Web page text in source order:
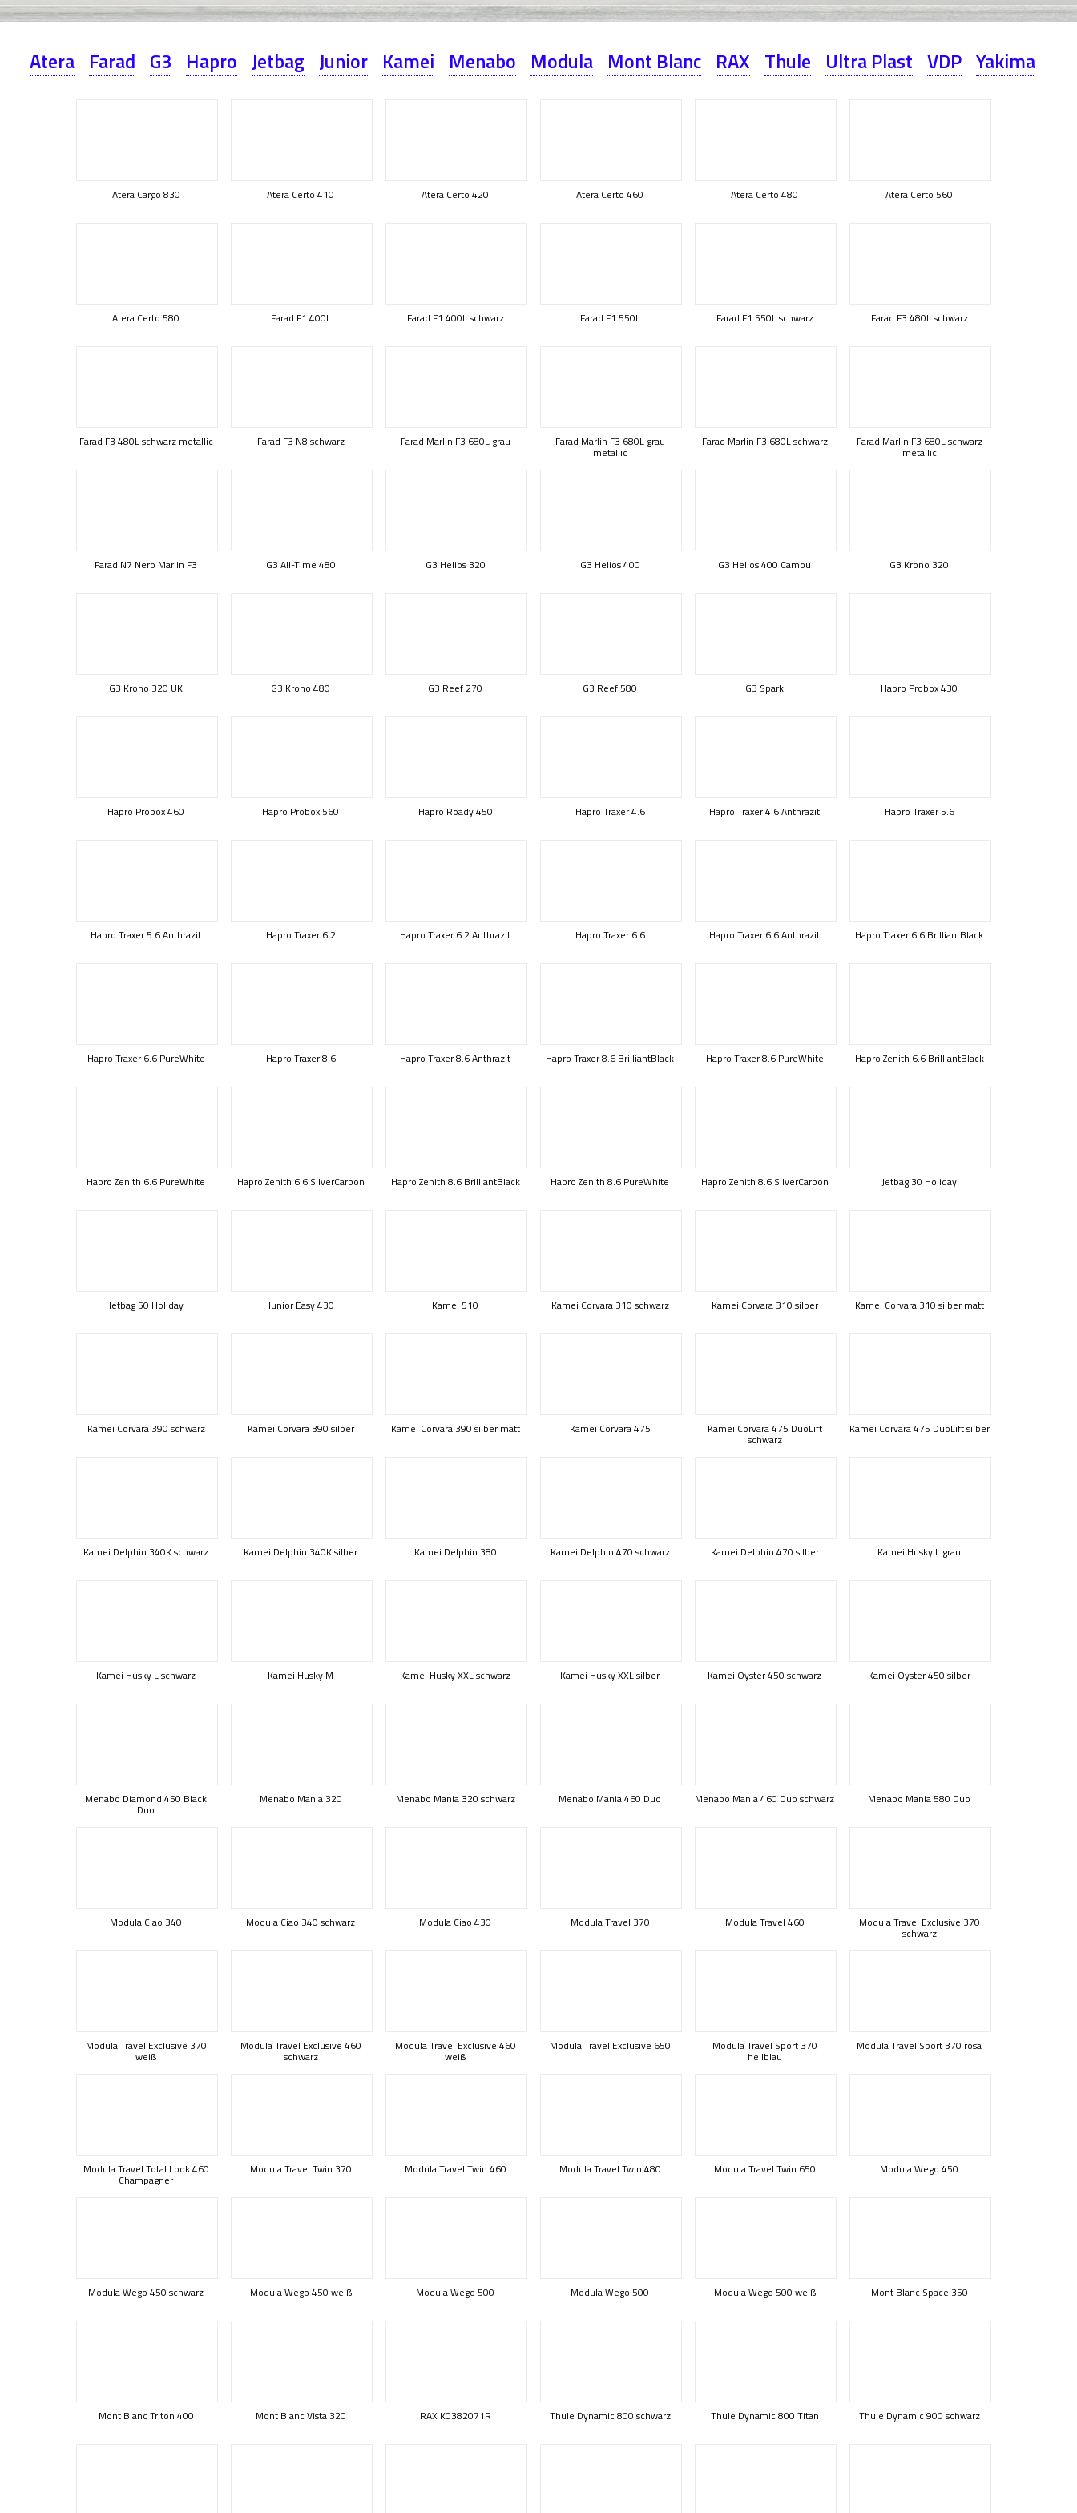
Atera Farad G3 Hapro Jetbag Junior Kamei Menabo Modula Mont Blanc RAX Thule Ultra Plast VDP Yakima
Atera Cargo 830 Atera Certo 410 Atera Certo 420 Atera Certo 460 Atera Certo 480 Atera Certo 560
Atera Certo 580 Farad F1 400L Farad F1 400L schwarz Farad F1 550L Farad F1 550L schwarz Farad F3 480L schwarz
Farad F3 480L schwarz metallic Farad F3 N8 schwarz Farad Marlin F3 680L grau Farad Marlin F3 680L grau
metallic
Farad Marlin F3 680L schwarz Farad Marlin F3 680L schwarz
metallic
Farad N7 Nero Marlin F3 G3 All-Time 480 G3 Helios 320 G3 Helios 400 G3 Helios 400 Camou G3 Krono 320
G3 Krono 320 UK G3 Krono 480 G3 Reef 270 G3 Reef 580 G3 Spark Hapro Probox 430
Hapro Probox 460 Hapro Probox 560 Hapro Roady 450 Hapro Traxer 4.6 Hapro Traxer 4.6 Anthrazit Hapro Traxer 5.6
Hapro Traxer 5.6 Anthrazit Hapro Traxer 6.2 Hapro Traxer 6.2 Anthrazit Hapro Traxer 6.6 Hapro Traxer 6.6 Anthrazit Hapro Traxer 6.6 BrilliantBlack
Hapro Traxer 6.6 PureWhite Hapro Traxer 8.6 Hapro Traxer 8.6 Anthrazit Hapro Traxer 8.6 BrilliantBlack Hapro Traxer 8.6 PureWhite Hapro Zenith 6.6 BrilliantBlack
Hapro Zenith 6.6 PureWhite Hapro Zenith 6.6 SilverCarbon Hapro Zenith 8.6 BrilliantBlack Hapro Zenith 8.6 PureWhite Hapro Zenith 8.6 SilverCarbon Jetbag 30 Holiday
Jetbag 50 Holiday Junior Easy 430 Kamei 510 Kamei Corvara 310 schwarz Kamei Corvara 310 silber Kamei Corvara 310 silber matt
Kamei Corvara 390 schwarz Kamei Corvara 390 silber Kamei Corvara 390 silber matt Kamei Corvara 475 Kamei Corvara 475 DuoLift
schwarz
Kamei Corvara 475 DuoLift silber
Kamei Delphin 340K schwarz Kamei Delphin 340K silber Kamei Delphin 380 Kamei Delphin 470 schwarz Kamei Delphin 470 silber Kamei Husky L grau
Kamei Husky L schwarz Kamei Husky M Kamei Husky XXL schwarz Kamei Husky XXL silber Kamei Oyster 450 schwarz Kamei Oyster 450 silber
Menabo Diamond 450 Black
Duo
Menabo Mania 320 Menabo Mania 320 schwarz Menabo Mania 460 Duo Menabo Mania 460 Duo schwarz Menabo Mania 580 Duo
Modula Ciao 340 Modula Ciao 340 schwarz Modula Ciao 430 Modula Travel 370 Modula Travel 460 Modula Travel Exclusive 370
schwarz
Modula Travel Exclusive 370
weiß
Modula Travel Exclusive 460
schwarz
Modula Travel Exclusive 460
weiß
Modula Travel Exclusive 650 Modula Travel Sport 370
hellblau
Modula Travel Sport 370 rosa
Modula Travel Total Look 460
Champagner
Modula Travel Twin 370 Modula Travel Twin 460 Modula Travel Twin 480 Modula Travel Twin 650 Modula Wego 450
Modula Wego 450 schwarz Modula Wego 450 weiß Modula Wego 500 Modula Wego 500 Modula Wego 500 weiß Mont Blanc Space 350
Mont Blanc Triton 400 Mont Blanc Vista 320 RAX K0382071R Thule Dynamic 800 schwarz Thule Dynamic 800 Titan Thule Dynamic 900 schwarz